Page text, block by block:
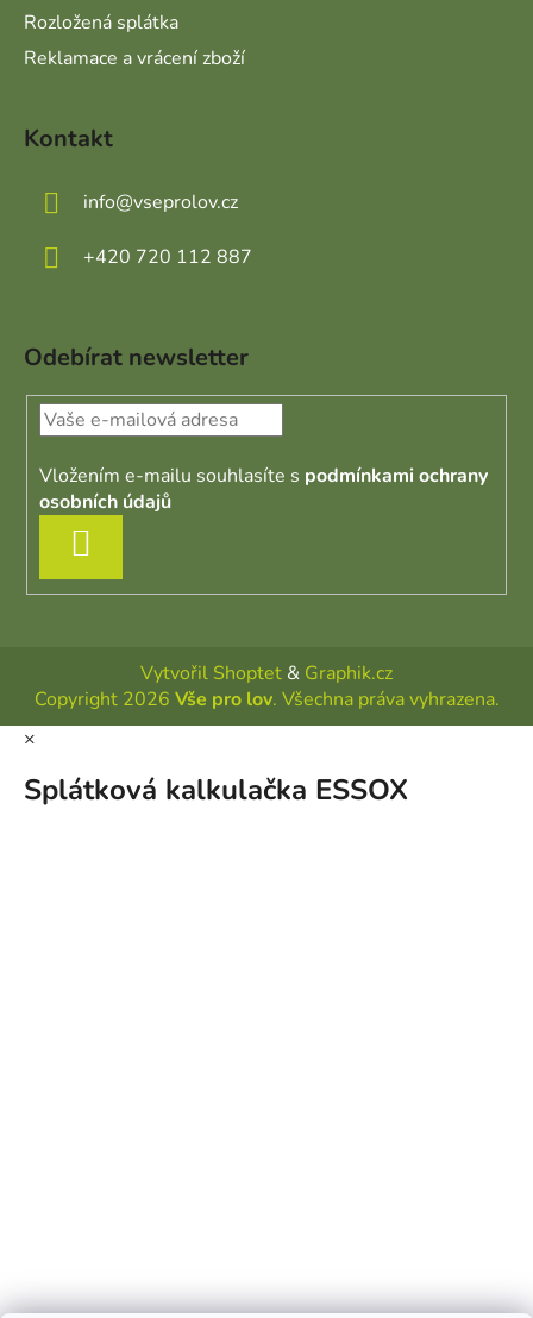
Rozložená splátka
Reklamace a vrácení zboží
Kontakt
info@vseprolov.cz
+420 720 112 887
Odebírat newsletter
Vložením e-mailu souhlasíte s podmínkami ochrany
osobních údajů
Vytvořil Shoptet & Graphik.cz
Copyright 2026 Vše pro lov. Všechna práva vyhrazena.
×
Splátková kalkulačka ESSOX